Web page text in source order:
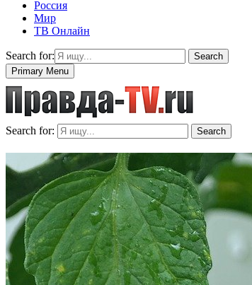
Россия
Мир
ТВ Онлайн
Search for:
Search
Primary Menu
Search for: Search